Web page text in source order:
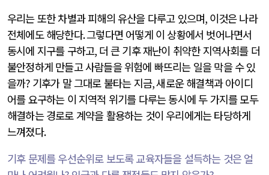
우리는 또한 차별과 피해의 유산을 다루고 있으며, 이것은 나라
전체에도 해당한다.그렇다면 어떻게 이 상황에서 벗어나면서
동시에 지구를 구하고, 더 큰 기후 재난이 취약한 지역사회를 더
불안정하게 만들고 사람들을 위험에 빠뜨리는 일을 막을 수 있
을까? 기후가 말 그대로 불타는 지금,새로운 해결책과 아이디
어를 요구하는 이 지역적 위기를 다루는 동시에 두 가지를 모두
해결하는 경로로 계약을 활용하는 것이 우리에게는 타당하게
느껴졌다.
기후 문제를 우선순위로 보도록 교육자들을 설득하는 것은 얼